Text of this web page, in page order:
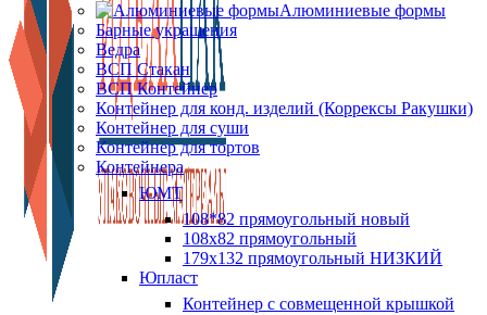
Алюминиевые формы
Барные украшения
Ведра
ВСП Стакан
ВСП Контейнер
Контейнер для конд. изделий (Коррексы Ракушки)
Контейнер для суши
Контейнер для тортов
Контейнера
ЮМТ
108*82 прямоугольный новый
108х82 прямоугольный
179х132 прямоугольный НИЗКИЙ
Юпласт
Контейнер с совмещенной крышкой